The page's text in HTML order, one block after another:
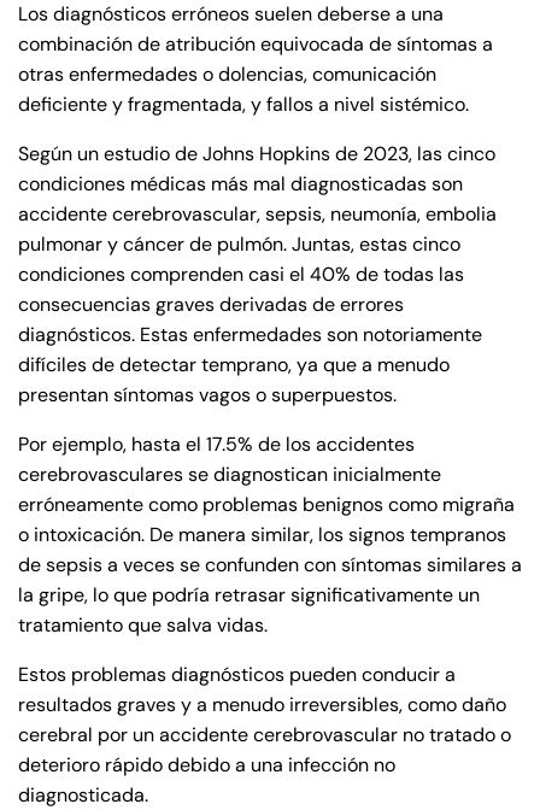
Los diagnósticos erróneos suelen deberse a una
combinación de atribución equivocada de síntomas a
otras enfermedades o dolencias, comunicación
deficiente y fragmentada, y fallos a nivel sistémico.
Según un estudio de Johns Hopkins de 2023, las cinco
condiciones médicas más mal diagnosticadas son
accidente cerebrovascular, sepsis, neumonía, embolia
pulmonar y cáncer de pulmón. Juntas, estas cinco
condiciones comprenden casi el 40% de todas las
consecuencias graves derivadas de errores
diagnósticos. Estas enfermedades son notoriamente
difíciles de detectar temprano, ya que a menudo
presentan síntomas vagos o superpuestos.
Por ejemplo, hasta el 17.5% de los accidentes
cerebrovasculares se diagnostican inicialmente
erróneamente como problemas benignos como migraña
o intoxicación. De manera similar, los signos tempranos
de sepsis a veces se confunden con síntomas similares a
la gripe, lo que podría retrasar significativamente un
tratamiento que salva vidas.
Estos problemas diagnósticos pueden conducir a
resultados graves y a menudo irreversibles, como daño
cerebral por un accidente cerebrovascular no tratado o
deterioro rápido debido a una infección no
diagnosticada.